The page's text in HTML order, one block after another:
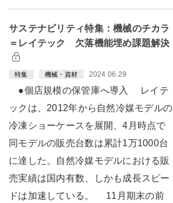
サステナビリティ特集：機械のチカラ
＝レイテック 欠落機能埋め課題解決
特集 機械・資材 2024.06.29
●個店規模の保管庫へ導入 レイテ
ックは、2012年から自然冷媒モデルの
冷凍ショーケースを展開、4月時点で
同モデルの販売台数は累計1万1000台
に達した。自然冷媒モデルにおける販
売実績は国内有数、しかも成長スピー
ドは加速している。 11月期末の前